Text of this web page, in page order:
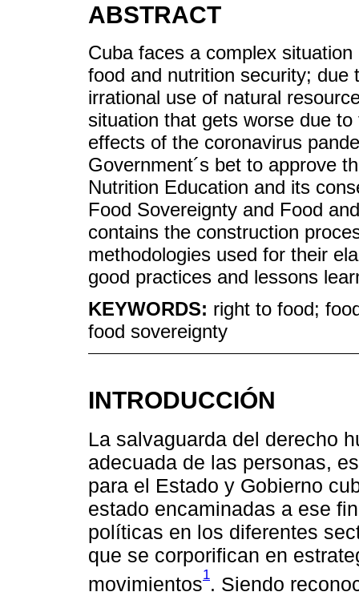
ABSTRACT
Cuba faces a complex
food and nutrition security; due
irrational use of natural
situation that gets worse due
effects of the coronavirus
Government´s bet to approve
Nutrition Education and its
Food Sovereignty and Food
contains the construction
methodologies used for their
good practices and lessons
KEYWORDS: right to food;
food sovereignty
INTRODUCCIÓN
La salvaguarda del derecho
adecuada de las personas,
para el Estado y Gobierno
estado encaminadas a ese
políticas en los diferentes
que se corporifican en
movimientos1. Siendo